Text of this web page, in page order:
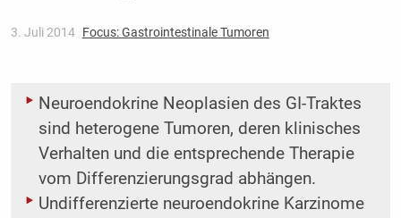
3. Juli 2014 Focus: Gastrointestinale Tumoren
Neuroendokrine Neoplasien des GI-Traktes
sind heterogene Tumoren, deren klinisches
Verhalten und die entsprechende Therapie
vom Differenzierungsgrad abhängen.
Undifferenzierte neuroendokrine Karzinome